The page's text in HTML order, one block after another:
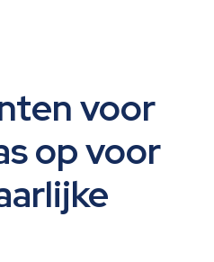
voor
op voor